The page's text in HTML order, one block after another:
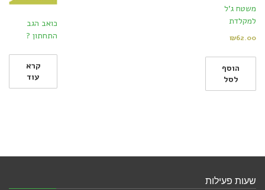
משטח ג'ל
למקלדת
₪62.00
הוסף
לסל
כואב הגב
התחתון ?
קרא
עוד
שעות פעילות